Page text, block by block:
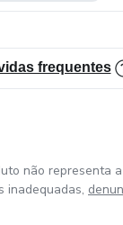
frequentes
não representa
inadequadas,